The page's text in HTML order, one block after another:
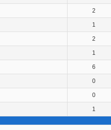
2
1
2
1
6
0
0
1